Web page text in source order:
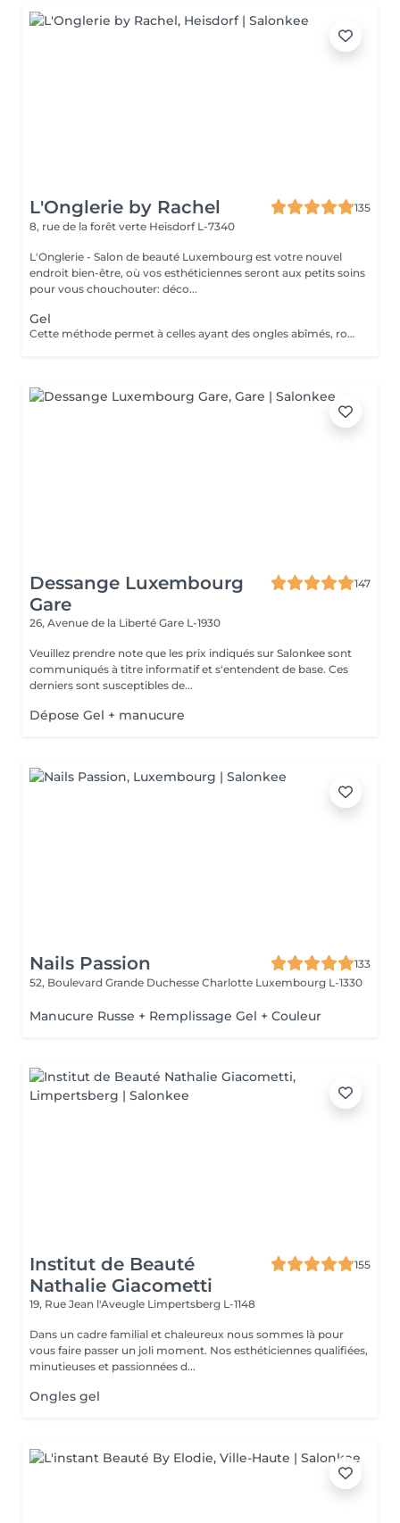
L'Onglerie by Rachel
135
8, rue de la forêt verte Heisdorf L-7340
L'Onglerie - Salon de beauté Luxembourg est votre nouvel
endroit bien-être, où vos esthéticiennes seront aux petits soins
pour vous chouchouter: déco...
Gel
Cette méthode permet à celles ayant des ongles abîmés, rongés, cassants, de retrouver de très jolies mains. En rallongement ou en simple gainage, le gel apportera solidité à vos ongles, et une couleur longue durée
Dessange Luxembourg
Gare
147
26, Avenue de la Liberté Gare L-1930
Veuillez prendre note que les prix indiqués sur Salonkee sont
communiqués à titre informatif et s'entendent de base. Ces
derniers sont susceptibles de...
Dépose Gel + manucure
Nails Passion
133
52, Boulevard Grande Duchesse Charlotte Luxembourg L-1330
Manucure Russe + Remplissage Gel + Couleur
Institut de Beauté
Nathalie Giacometti
155
19, Rue Jean l'Aveugle Limpertsberg L-1148
Dans un cadre familial et chaleureux nous sommes là pour
vous faire passer un joli moment. Nos esthéticiennes qualifiées,
minutieuses et passionnées d...
Ongles gel